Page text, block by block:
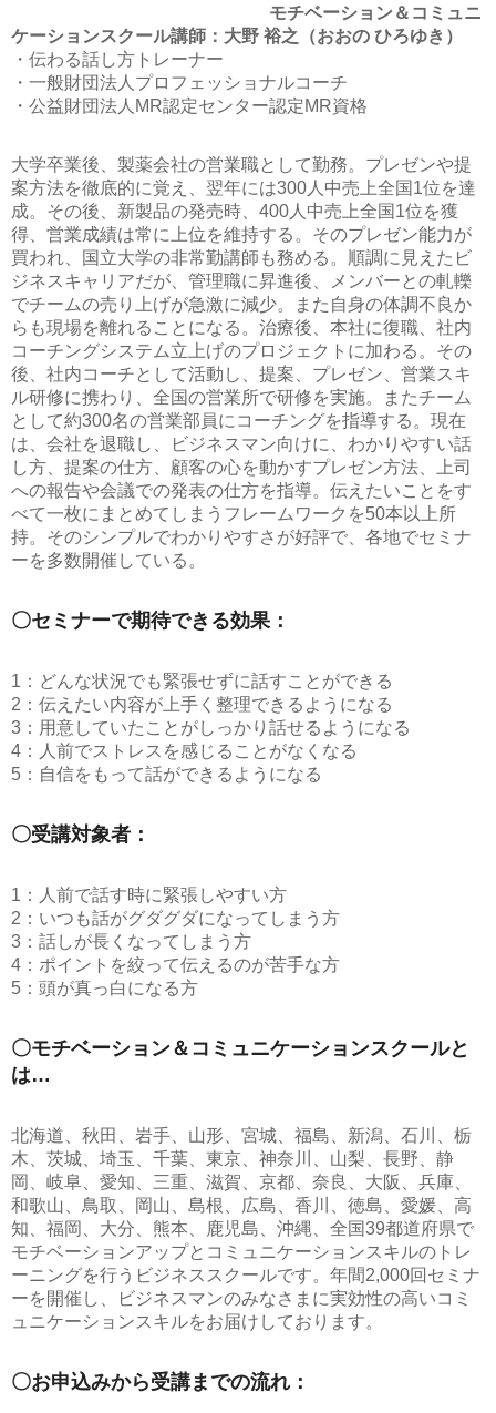
モチベーション＆コミュニ
ケーションスクール講師：大野 裕之（おおの ひろゆき）
・伝わる話し方トレーナー
・一般財団法人プロフェッショナルコーチ
・公益財団法人MR認定センター認定MR資格
大学卒業後、製薬会社の営業職として勤務。プレゼンや提
案方法を徹底的に覚え、翌年には300人中売上全国1位を達
成。その後、新製品の発売時、400人中売上全国1位を獲
得、営業成績は常に上位を維持する。そのプレゼン能力が
買われ、国立大学の非常勤講師も務める。順調に見えたビ
ジネスキャリアだが、管理職に昇進後、メンバーとの軋轢
でチームの売り上げが急激に減少。また自身の体調不良か
らも現場を離れることになる。治療後、本社に復職、社内
コーチングシステム立上げのプロジェクトに加わる。その
後、社内コーチとして活動し、提案、プレゼン、営業スキ
ル研修に携わり、全国の営業所で研修を実施。またチーム
として約300名の営業部員にコーチングを指導する。現在
は、会社を退職し、ビジネスマン向けに、わかりやすい話
し方、提案の仕方、顧客の心を動かすプレゼン方法、上司
への報告や会議での発表の仕方を指導。伝えたいことをす
べて一枚にまとめてしまうフレームワークを50本以上所
持。そのシンプルでわかりやすさが好評で、各地でセミナ
ーを多数開催している。
〇セミナーで期待できる効果：
1：どんな状況でも緊張せずに話すことができる
2：伝えたい内容が上手く整理できるようになる
3：用意していたことがしっかり話せるようになる
4：人前でストレスを感じることがなくなる
5：自信をもって話ができるようになる
〇受講対象者：
1：人前で話す時に緊張しやすい方
2：いつも話がグダグダになってしまう方
3：話しが長くなってしまう方
4：ポイントを絞って伝えるのが苦手な方
5：頭が真っ白になる方
〇モチベーション＆コミュニケーションスクールと
は…
北海道、秋田、岩手、山形、宮城、福島、新潟、石川、栃
木、茨城、埼玉、千葉、東京、神奈川、山梨、長野、静
岡、岐阜、愛知、三重、滋賀、京都、奈良、大阪、兵庫、
和歌山、鳥取、岡山、島根、広島、香川、徳島、愛媛、高
知、福岡、大分、熊本、鹿児島、沖縄、全国39都道府県で
モチベーションアップとコミュニケーションスキルのトレ
ーニングを行うビジネススクールです。年間2,000回セミナ
ーを開催し、ビジネスマンのみなさまに実効性の高いコミ
ュニケーションスキルをお届けしております。
〇お申込みから受講までの流れ：